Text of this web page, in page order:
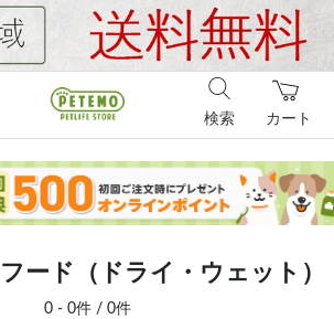
カート
検索
ード（ドライ・ウェット）
0 - 0件 / 0件